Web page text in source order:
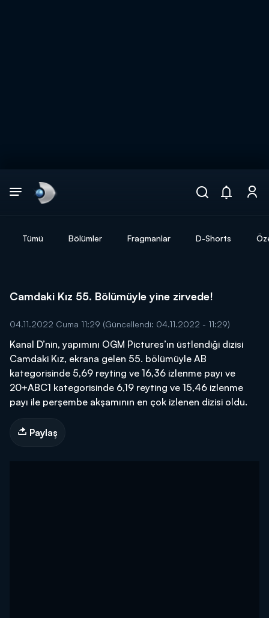
Tümü Bölümler Fragmanlar D-Shorts
Camdaki Kız 55. Bölümüyle yine zirvede!
04.11.2022 Cuma 11:29 (Güncellendi: 04.11.2022 - 11:29)
Kanal D’nin, yapımını OGM Pictures’ın üstlendiği dizisi
Camdaki Kız, ekrana gelen 55. bölümüyle AB
kategorisinde 5,69 reyting ve 16,36 izlenme payı ve
20+ABC1 kategorisinde 6,19 reyting ve 15,46 izlenme
payı ile perşembe akşamının en çok izlenen dizisi oldu.
Paylaş